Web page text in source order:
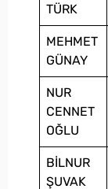
TÜRK
MEHMET
GÜNAY
NUR
CENNET
OĞLU
BİLNUR
ŞUVAK